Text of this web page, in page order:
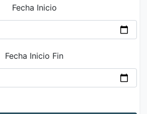
Fecha Inicio
Fecha Inicio Fin